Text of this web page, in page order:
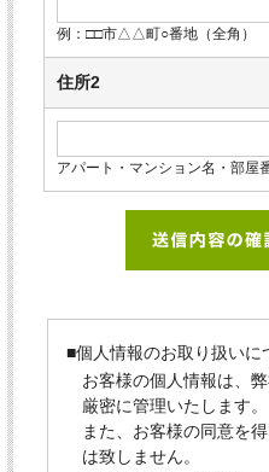
例：□□市△△町○番地（全角）
住所2
アパート・マンション名・部屋
■個人情報のお取り扱いに
お客様の個人情報は、
厳密に管理いたします。
また、お客様の同意を
は致しません。